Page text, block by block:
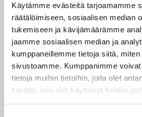
Käytämme evästeitä tarjoamamme
räätälöimiseen, sosiaalisen median
tukemiseen ja kävijämäärämme
jaamme sosiaalisen median ja
kumppaneillemme tietoja siitä,
sivustoamme. Kumppanimme
tietoja muihin tietoihin, joita olet
kerätty, kun olet käyttänyt heidän
Mitä luvassa?
• Tietoa vuoden 2026 hauista.
• Pitchaus: Osallistujat voivat
min) projekti-ideoitaan ja
• Verkostoituminen: Virtuaaliset
teemakohtaisissa pienryhmissä.